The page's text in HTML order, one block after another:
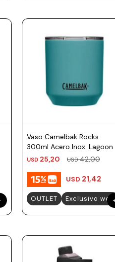
Vaso Camelbak Rocks
300ml Acero Inox. Lagoon
USD 25,20 USD 42,00
USD 21,42
OUTLET Exclusivo web